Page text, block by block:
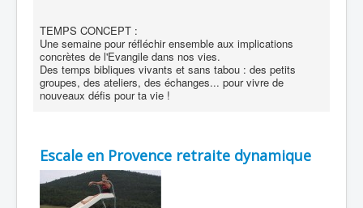
TEMPS CONCEPT :
Une semaine pour réfléchir ensemble aux implications
concrètes de l'Evangile dans nos vies.
Des temps bibliques vivants et sans tabou : des petits
groupes, des ateliers, des échanges... pour vivre de
nouveaux défis pour ta vie !
Escale en Provence retraite dynamique